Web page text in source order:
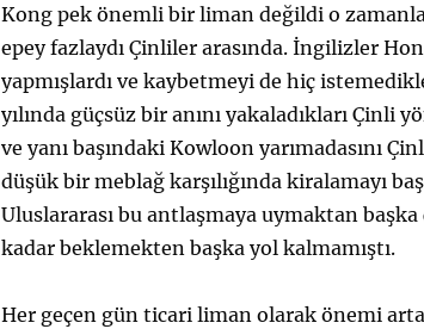
Kong pek önemli bir liman değildi o
epey fazlaydı Çinliler arasında. İngilizler
yapmışlardı ve kaybetmeyi de hiç
yılında güçsüz bir anını yakaladıkları Çinli
ve yanı başındaki Kowloon yarımadasını
düşük bir meblağ karşılığında kiralamayı
Uluslararası bu antlaşmaya uymaktan başka
kadar beklemekten başka yol kalmamıştı.
Her geçen gün ticari liman olarak önemi